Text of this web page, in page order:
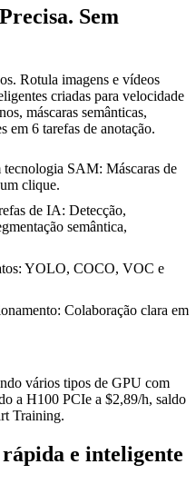
Sem
Rotula imagens e vídeos
criadas para velocidade
máscaras semânticas,
em 6 tarefas de anotação.
tecnologia SAM: Máscaras de
clique.
de IA: Detecção,
semântica,
YOLO, COCO, VOC e
Colaboração clara em
e inteligente